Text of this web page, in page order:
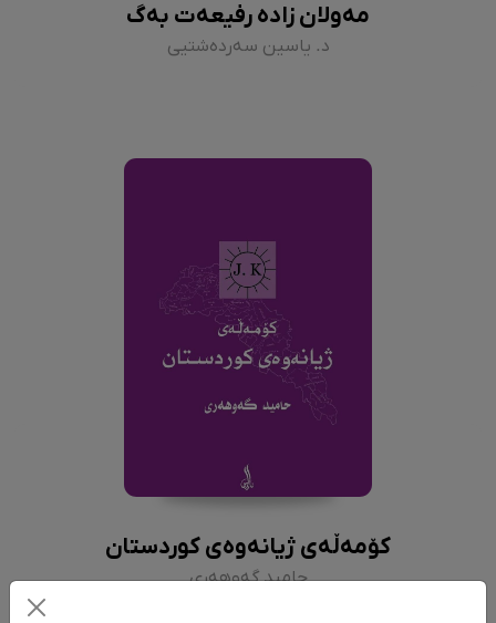
مەولان زادە رفیعەت بەگ
د. یاسین سەردەشتیی
کۆمەڵەی ژیانەوەی کوردستان
حامید گەوهەری